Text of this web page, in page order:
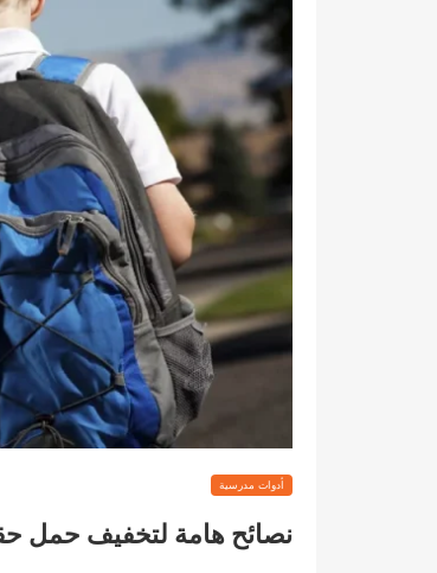
أدوات مدرسية
نصائح هامة لتخفيف حمل